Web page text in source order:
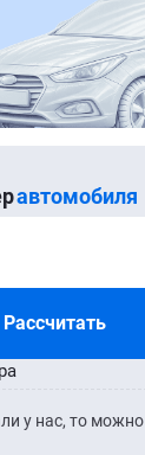
автомобиля
Рассчитать
у нас, то можно